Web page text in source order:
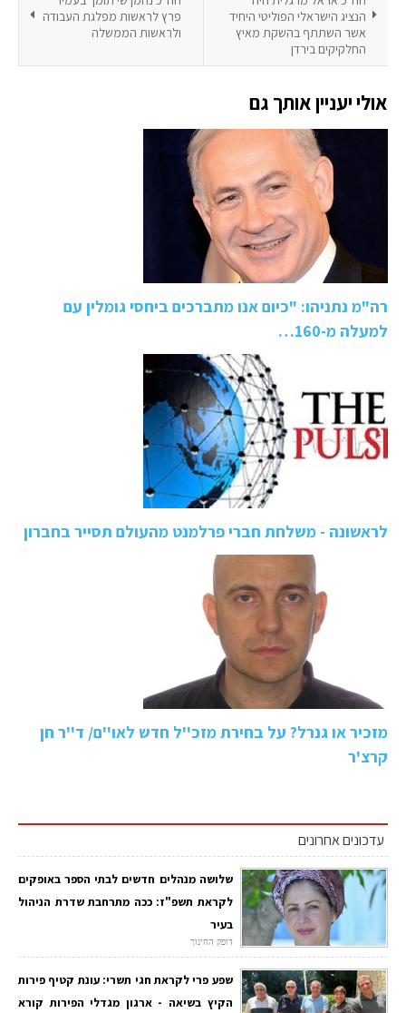
פרץ לראשות מפלגת העבודה
ולראשות הממשלה
הנציג הישראלי הפוליטי היחיד
אשר השתתף בהשקת מאיץ
החלקיקים בירדן
אולי יעניין אותך גם
רה"מ נתניהו: "כיום אנו מתברכים ביחסי גומלין עם
למעלה מ-160…
לראשונה - משלחת חברי פרלמנט מהעולם תסייר בחברון
מזכיר או גנרל? על בחירת מזכ''ל חדש לאו''ם/ ד''ר חן
קרצ'ר
עדכונים אחרונים
שלושה מנהלים חדשים לבתי הספר באופקים
לקראת תשפ"ז: ככה מתרחבת שדרת הניהול
בעיר
דופק החינוך
שפע פרי לקראת חגי תשרי: עונת קטיף פירות
הקיץ בשיאה - ארגון מגדלי הפירות קורא